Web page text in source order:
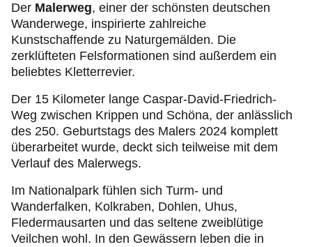
Der Malerweg, einer der schönsten deutschen
Wanderwege, inspirierte zahlreiche
Kunstschaffende zu Naturgemälden. Die
zerklüfteten Felsformationen sind außerdem ein
beliebtes Kletterrevier.
Der 15 Kilometer lange Caspar-David-Friedrich-
Weg zwischen Krippen und Schöna, der anlässlich
des 250. Geburtstags des Malers 2024 komplett
überarbeitet wurde, deckt sich teilweise mit dem
Verlauf des Malerwegs.
Im Nationalpark fühlen sich Turm- und
Wanderfalken, Kolkraben, Dohlen, Uhus,
Fledermausarten und das seltene zweiblütige
Veilchen wohl. In den Gewässern leben die in